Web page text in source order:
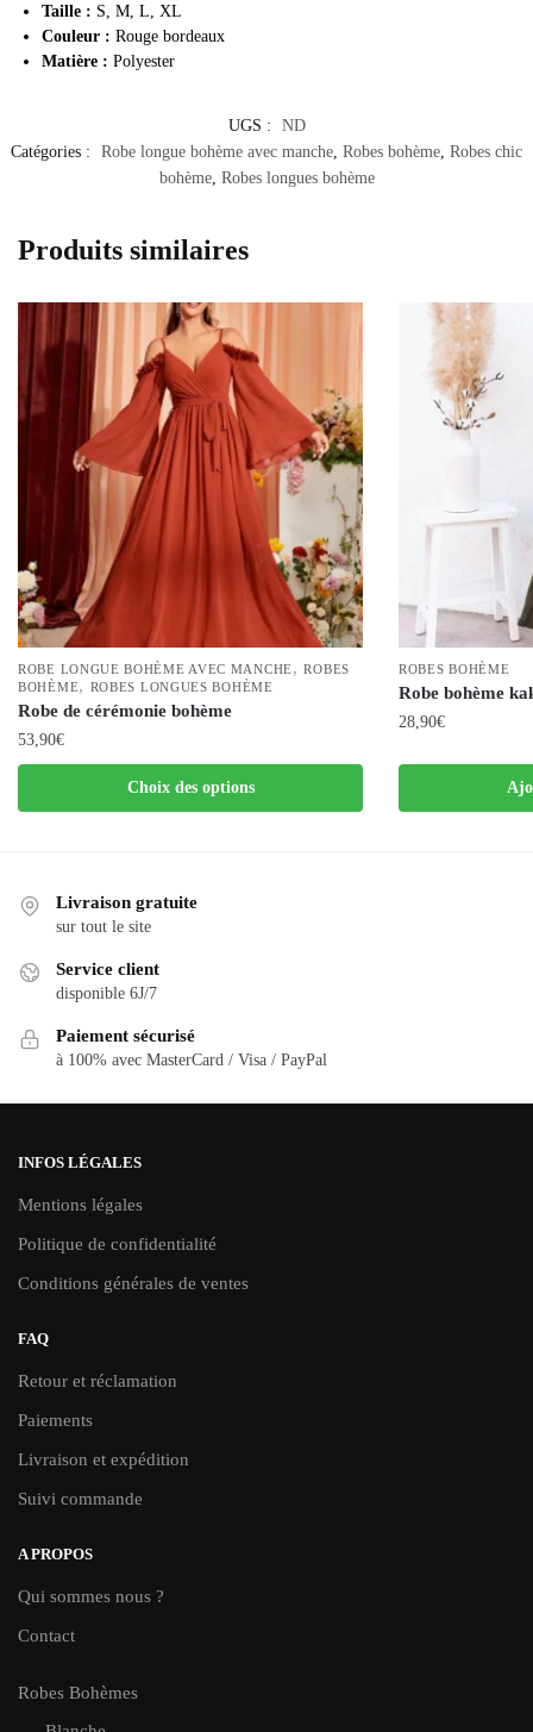
Taille : S, M, L, XL
Couleur : Rouge bordeaux
Matière : Polyester
UGS :
ND
Catégories :
Robe longue bohème avec manche, Robes bohème, Robes chic
bohème, Robes longues bohème
Produits similaires
ROBE LONGUE BOHÈME AVEC MANCHE ,ROBES
BOHÈME, ROBES LONGUES BOHÈME
Robe de cérémonie bohème
53,90€
Choix des options
produit
variations.
peuvent
choisies
du
ROBES BOHÈME
Robe bohème
28,90€
Livraison gratuite
sur tout le site
Service client
disponible 6J/7
Paiement sécurisé
à 100% avec MasterCard / Visa / PayPal
INFOS LÉGALES
Mentions légales
Politique de confidentialité
Conditions générales de ventes
FAQ
Retour et réclamation
Paiements
Livraison et expédition
Suivi commande
A PROPOS
Qui sommes nous ?
Contact
Robes Bohèmes